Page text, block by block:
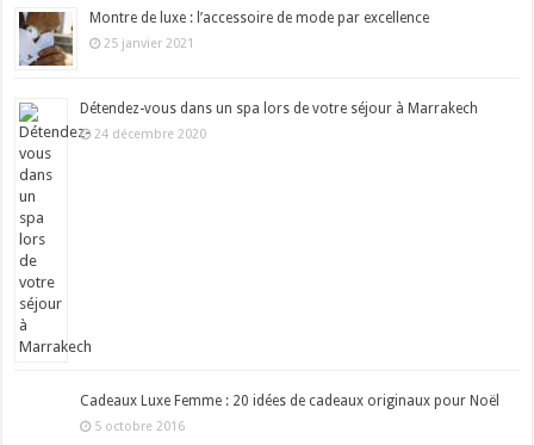
Montre de luxe : l’accessoire de mode par excellence
25 janvier 2021
Détendez-vous dans un spa lors de votre séjour à Marrakech
24 décembre 2020
Cadeaux Luxe Femme : 20 idées de cadeaux originaux pour Noël
5 octobre 2016